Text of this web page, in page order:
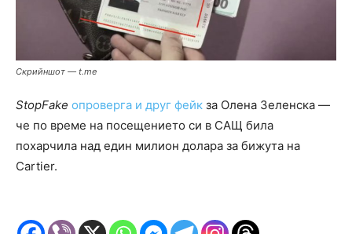
Скрийншот — t.me
StopFake опроверга и друг фейк за Олена Зеленска —
че по време на посещението си в САЩ била
похарчила над един милион долара за бижута на
Cartier.